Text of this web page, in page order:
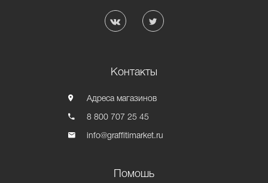
Контакты
Адреса магазинов
8 800 707 25 45
info@graffitimarket.ru
Помошь